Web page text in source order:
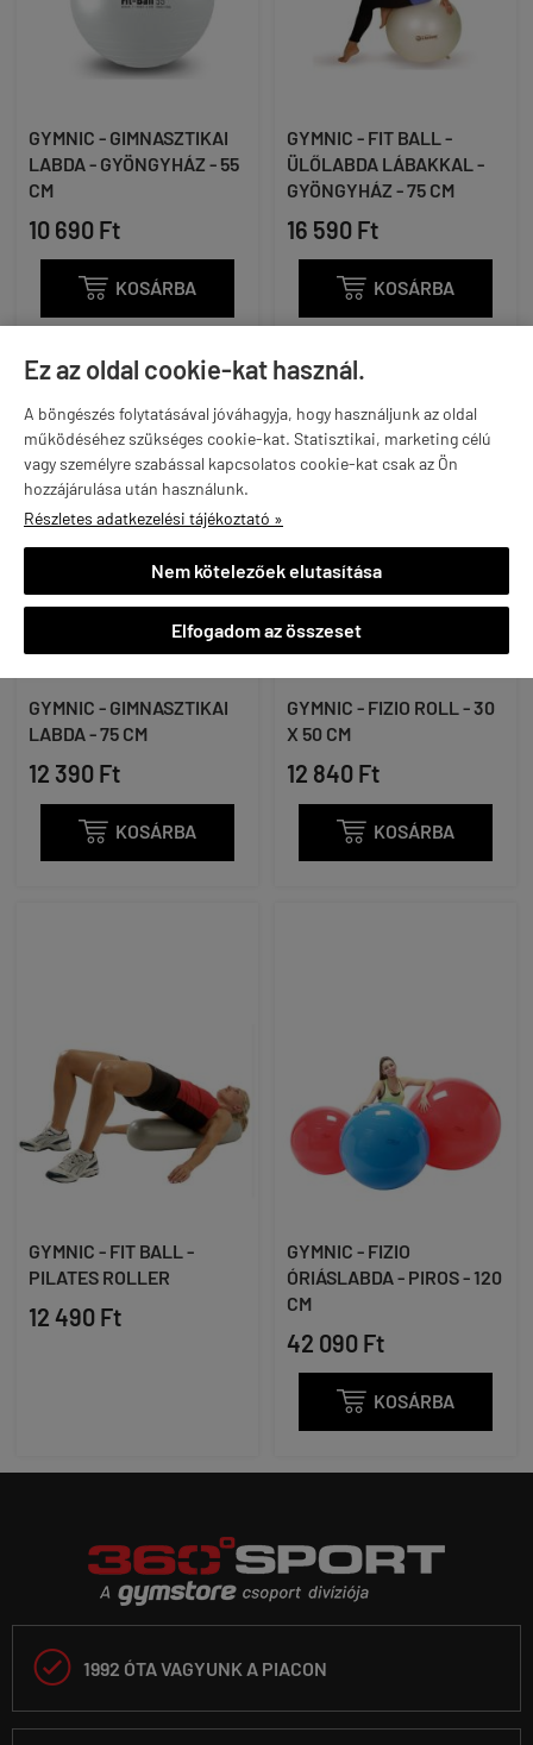
Ez az oldal cookie-kat használ.
A böngészés folytatásával jóváhagyja, hogy használjunk az oldal
működéséhez szükséges cookie-kat. Statisztikai, marketing célú
vagy személyre szabással kapcsolatos cookie-kat csak az Ön
hozzájárulása után használunk.
Részletes adatkezelési tájékoztató »
Nem kötelezőek elutasítása
Elfogadom az összeset
GYMNIC - GIMNASZTIKAI
LABDA - GYÖNGYHÁZ - 55
CM
10 690 Ft
 KOSÁRBA
GYMNIC - FIT BALL -
ÜLŐLABDA LÁBAKKAL -
GYÖNGYHÁZ - 75 CM
16 590 Ft
 KOSÁRBA
GYMNIC - GIMNASZTIKAI
LABDA - 75 CM
12 390 Ft
 KOSÁRBA
GYMNIC - FIZIO ROLL - 30
X 50 CM
12 840 Ft
 KOSÁRBA
GYMNIC - FIT BALL -
PILATES ROLLER
12 490 Ft
GYMNIC - FIZIO
ÓRIÁSLABDA - PIROS - 120
CM
42 090 Ft
 KOSÁRBA
 1992 ÓTA VAGYUNK A PIACON